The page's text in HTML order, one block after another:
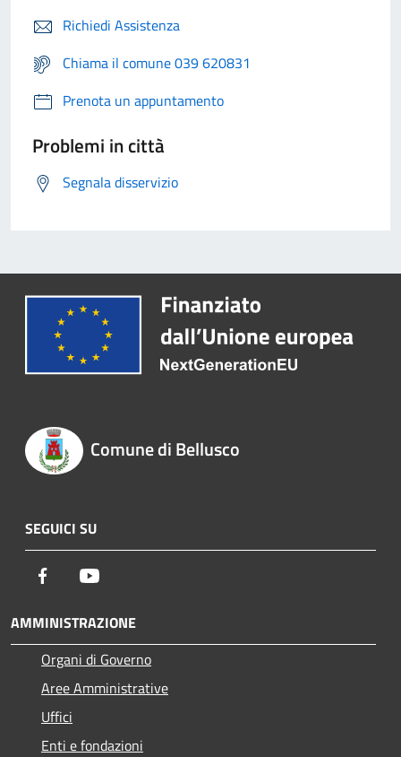
Richiedi Assistenza
Chiama il comune 039 620831
Prenota un appuntamento
Problemi in città
Segnala disservizio
Comune di Bellusco
SEGUICI SU
Facebook
AMMINISTRAZIONE
Organi di Governo
Aree Amministrative
Uffici
Enti e fondazioni